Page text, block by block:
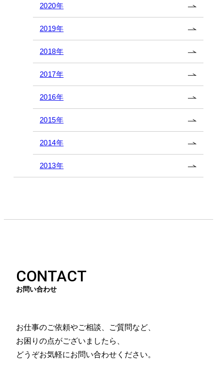
2020年
2019年
2018年
2017年
2016年
2015年
2014年
2013年
CONTACT
お問い合わせ
お仕事のご依頼やご相談、ご質問など、
お困りの点がございましたら、
どうぞお気軽にお問い合わせください。